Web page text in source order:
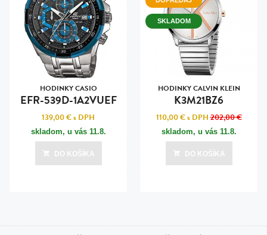
HODINKY CASIO
EFR-539D-1A2VUEF
139,00 €s DPH
skladom, u vás 11.8.
DO KOŠÍKA
SKLADOM
HODINKY CALVIN KLEIN
K3M21BZ6
110,00 €s DPH202,00 €
skladom, u vás 11.8.
DO KOŠÍKA